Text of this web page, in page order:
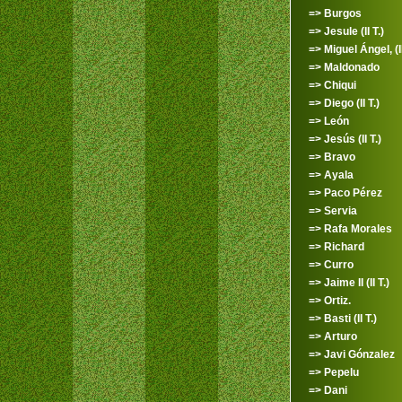
=> Burgos
=> Jesule (II T.)
=> Miguel Ángel,
=> Maldonado
=> Chiqui
=> Diego (II T.)
=> León
=> Jesús (II T.)
=> Bravo
=> Ayala
=> Paco Pérez
=> Servia
=> Rafa Morales
=> Richard
=> Curro
=> Jaime II (II T.)
=> Ortiz.
=> Basti (II T.)
=> Arturo
=> Javi Gónzalez
=> Pepelu
=> Dani